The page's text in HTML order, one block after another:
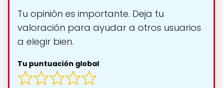
Tu opinión es importante. Deja tu
valoración para ayudar a otros usuarios
a elegir bien.
Tu puntuación global